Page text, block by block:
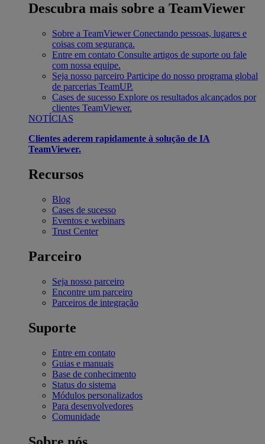
Descubra mais sobre a TeamViewer
Sobre a TeamViewer Conectando pessoas, lugares e
coisas com segurança.
Entre em contato Consulte artigos de suporte ou fale
com nossa equipe.
Seja nosso parceiro Participe do nosso programa global
de parcerias TeamUP.
Cases de sucesso Explore os resultados alcançados por
clientes TeamViewer.
NOTÍCIAS
Clientes aderem rapidamente à solução de IA
TeamViewer.
Recursos
Blog
Cases de sucesso
Eventos e webinars
Trust Center
Parceiro
Seja nosso parceiro
Encontre um parceiro
Parceiros de integração
Suporte
Entre em contato
Guias e manuais
Base de conhecimento
Status do sistema
Módulos personalizados
Para desenvolvedores
Comunidade